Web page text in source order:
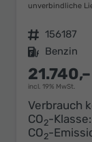
unverbindliche
Fahrzeugnr. 156187
Kraftstoff Benzin
incl. 19% MwSt.
Verbrauch
CO2-Klasse:
CO2-